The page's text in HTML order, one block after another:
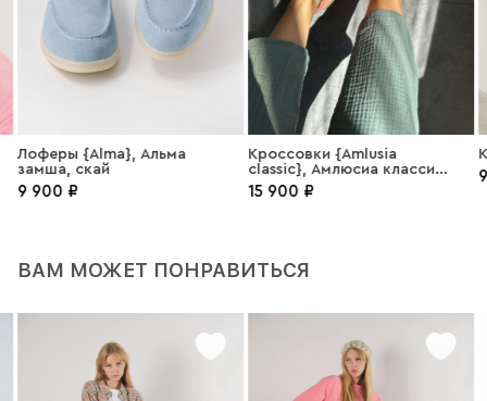
Лоферы {Alma}, Альма
замша, скай
9 900 ₽
Кроссовки {Amlusia
classic}, Амлюсиа классик,
замша коралл
15 900 ₽
ВАМ МОЖЕТ ПОНРАВИТЬСЯ